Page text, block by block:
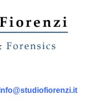
Info@studiofiorenzi.it